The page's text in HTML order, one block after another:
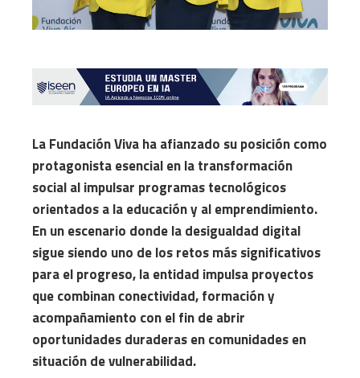
La Fundación Viva ha afianzado su posición como
protagonista esencial en la transformación
social al impulsar programas tecnológicos
orientados a la educación y al emprendimiento.
En un escenario donde la desigualdad digital
sigue siendo uno de los retos más significativos
para el progreso, la entidad impulsa proyectos
que combinan conectividad, formación y
acompañamiento con el fin de abrir
oportunidades duraderas en comunidades en
situación de vulnerabilidad.